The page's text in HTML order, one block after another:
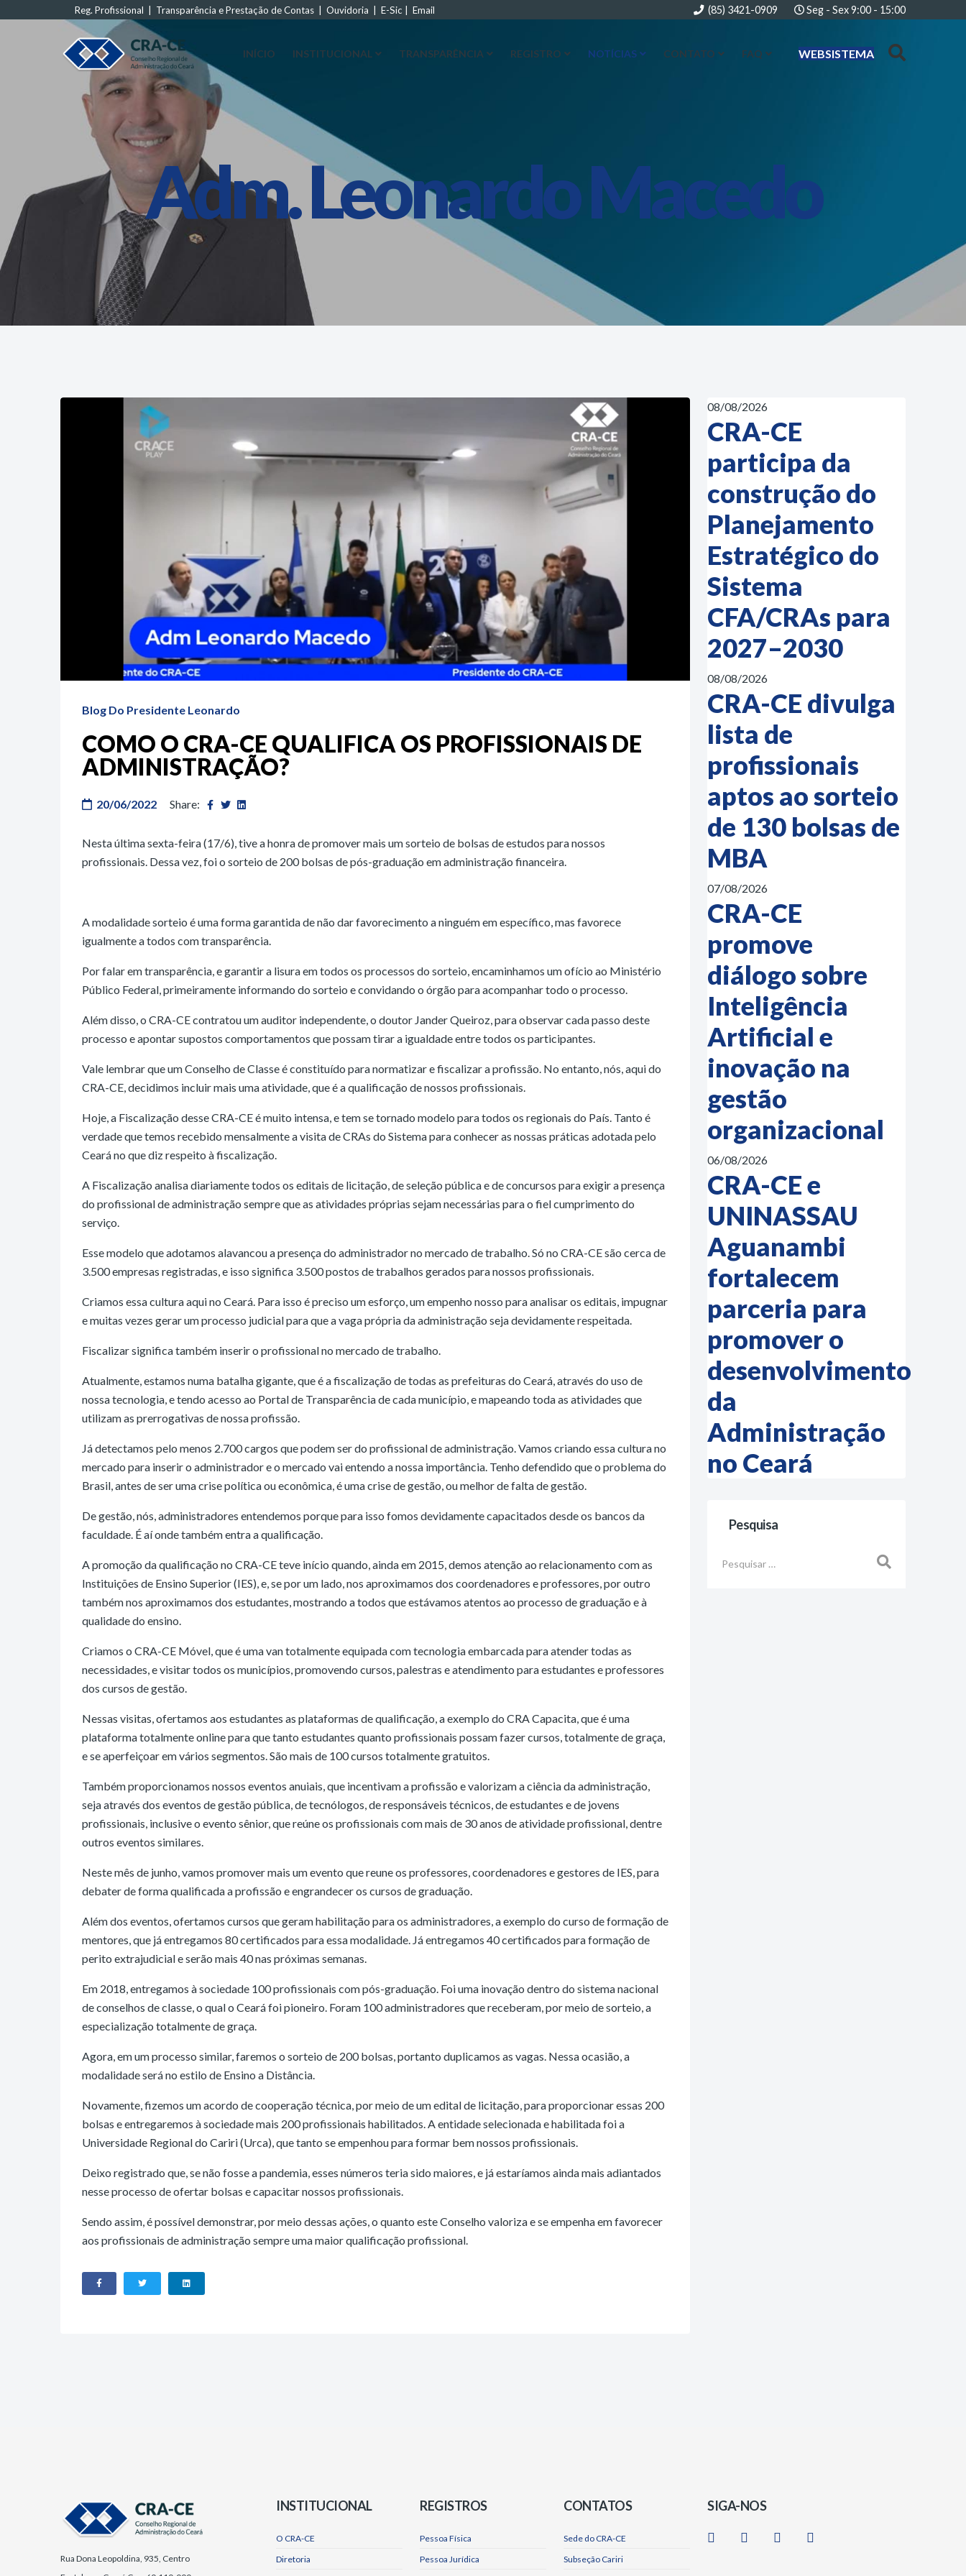
Reg. Profissional Transparência e Prestação de Contas Ouvidoria E-Sic Email (85) 3421-0909 Seg - Sex 9:00 - 15:00
WEBSISTEMA
INÍCIO INSTITUCIONAL TRANSPARÊNCIA REGISTRO NOTÍCIAS CONTATO FAQ
Adm. Leonardo Macedo
Blog Do Presidente Leonardo
COMO O CRA-CE QUALIFICA OS PROFISSIONAIS DE
ADMINISTRAÇÃO?
20/06/2022 Share:
Nesta última sexta-feira (17/6), tive a honra de promover mais um sorteio de bolsas de estudos para nossos
profissionais. Dessa vez, foi o sorteio de 200 bolsas de pós-graduação em administração financeira.
A modalidade sorteio é uma forma garantida de não dar favorecimento a ninguém em específico, mas favorece
igualmente a todos com transparência.
Por falar em transparência, e garantir a lisura em todos os processos do sorteio, encaminhamos um ofício ao Ministério
Público Federal, primeiramente informando do sorteio e convidando o órgão para acompanhar todo o processo.
Além disso, o CRA-CE contratou um auditor independente, o doutor Jander Queiroz, para observar cada passo deste
processo e apontar supostos comportamentos que possam tirar a igualdade entre todos os participantes.
Vale lembrar que um Conselho de Classe é constituído para normatizar e fiscalizar a profissão. No entanto, nós, aqui do
CRA-CE, decidimos incluir mais uma atividade, que é a qualificação de nossos profissionais.
Hoje, a Fiscalização desse CRA-CE é muito intensa, e tem se tornado modelo para todos os regionais do País. Tanto é
verdade que temos recebido mensalmente a visita de CRAs do Sistema para conhecer as nossas práticas adotada pelo
Ceará no que diz respeito à fiscalização.
A Fiscalização analisa diariamente todos os editais de licitação, de seleção pública e de concursos para exigir a presença
do profissional de administração sempre que as atividades próprias sejam necessárias para o fiel cumprimento do
serviço.
Esse modelo que adotamos alavancou a presença do administrador no mercado de trabalho. Só no CRA-CE são cerca de
3.500 empresas registradas, e isso significa 3.500 postos de trabalhos gerados para nossos profissionais.
Criamos essa cultura aqui no Ceará. Para isso é preciso um esforço, um empenho nosso para analisar os editais, impugnar
e muitas vezes gerar um processo judicial para que a vaga própria da administração seja devidamente respeitada.
Fiscalizar significa também inserir o profissional no mercado de trabalho.
Atualmente, estamos numa batalha gigante, que é a fiscalização de todas as prefeituras do Ceará, através do uso de
nossa tecnologia, e tendo acesso ao Portal de Transparência de cada município, e mapeando toda as atividades que
utilizam as prerrogativas de nossa profissão.
Já detectamos pelo menos 2.700 cargos que podem ser do profissional de administração. Vamos criando essa cultura no
mercado para inserir o administrador e o mercado vai entendo a nossa importância. Tenho defendido que o problema do
Brasil, antes de ser uma crise política ou econômica, é uma crise de gestão, ou melhor de falta de gestão.
De gestão, nós, administradores entendemos porque para isso fomos devidamente capacitados desde os bancos da
faculdade. É aí onde também entra a qualificação.
A promoção da qualificação no CRA-CE teve início quando, ainda em 2015, demos atenção ao relacionamento com as
Instituições de Ensino Superior (IES), e, se por um lado, nos aproximamos dos coordenadores e professores, por outro
também nos aproximamos dos estudantes, mostrando a todos que estávamos atentos ao processo de graduação e à
qualidade do ensino.
Criamos o CRA-CE Móvel, que é uma van totalmente equipada com tecnologia embarcada para atender todas as
necessidades, e visitar todos os municípios, promovendo cursos, palestras e atendimento para estudantes e professores
dos cursos de gestão.
Nessas visitas, ofertamos aos estudantes as plataformas de qualificação, a exemplo do CRA Capacita, que é uma
plataforma totalmente online para que tanto estudantes quanto profissionais possam fazer cursos, totalmente de graça,
e se aperfeiçoar em vários segmentos. São mais de 100 cursos totalmente gratuitos.
Também proporcionamos nossos eventos anuiais, que incentivam a profissão e valorizam a ciência da administração,
seja através dos eventos de gestão pública, de tecnólogos, de responsáveis técnicos, de estudantes e de jovens
profissionais, inclusive o evento sênior, que reúne os profissionais com mais de 30 anos de atividade profissional, dentre
outros eventos similares.
Neste mês de junho, vamos promover mais um evento que reune os professores, coordenadores e gestores de IES, para
debater de forma qualificada a profissão e engrandecer os cursos de graduação.
Além dos eventos, ofertamos cursos que geram habilitação para os administradores, a exemplo do curso de formação de
mentores, que já entregamos 80 certificados para essa modalidade. Já entregamos 40 certificados para formação de
perito extrajudicial e serão mais 40 nas próximas semanas.
Em 2018, entregamos à sociedade 100 profissionais com pós-graduação. Foi uma inovação dentro do sistema nacional
de conselhos de classe, o qual o Ceará foi pioneiro. Foram 100 administradores que receberam, por meio de sorteio, a
especialização totalmente de graça.
Agora, em um processo similar, faremos o sorteio de 200 bolsas, portanto duplicamos as vagas. Nessa ocasião, a
modalidade será no estilo de Ensino a Distância.
Novamente, fizemos um acordo de cooperação técnica, por meio de um edital de licitação, para proporcionar essas 200
bolsas e entregaremos à sociedade mais 200 profissionais habilitados. A entidade selecionada e habilitada foi a
Universidade Regional do Cariri (Urca), que tanto se empenhou para formar bem nossos profissionais.
Deixo registrado que, se não fosse a pandemia, esses números teria sido maiores, e já estaríamos ainda mais adiantados
nesse processo de ofertar bolsas e capacitar nossos profissionais.
Sendo assim, é possível demonstrar, por meio dessas ações, o quanto este Conselho valoriza e se empenha em favorecer
aos profissionais de administração sempre uma maior qualificação profissional.
08/08/2026
CRA-CE
participa da
construção do
Planejamento
Estratégico do
Sistema
CFA/CRAs para
2027–2030
08/08/2026
CRA-CE divulga
lista de
profissionais
aptos ao sorteio
de 130 bolsas de
MBA
07/08/2026
CRA-CE
promove
diálogo sobre
Inteligência
Artificial e
inovação na
gestão
organizacional
06/08/2026
CRA-CE e
UNINASSAU
Aguanambi
fortalecem
parceria para
promover o
desenvolvimento
da
Administração
no Ceará
Pesquisa
Rua Dona Leopoldina, 935, Centro
INSTITUCIONAL
O CRA-CE
Diretoria
REGISTROS
Pessoa Física
Pessoa Jurídica
CONTATOS
Sede do CRA-CE
Subseção Cariri
SIGA-NOS